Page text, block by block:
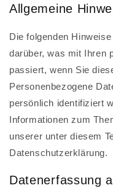
Allgemeine
Die folgenden
darüber, was mit Ihren
passiert, wenn Sie
Personenbezogene
persönlich identifiziert
Informationen zum
unserer unter diesem
Datenschutzerklärung.
Datenerfassung